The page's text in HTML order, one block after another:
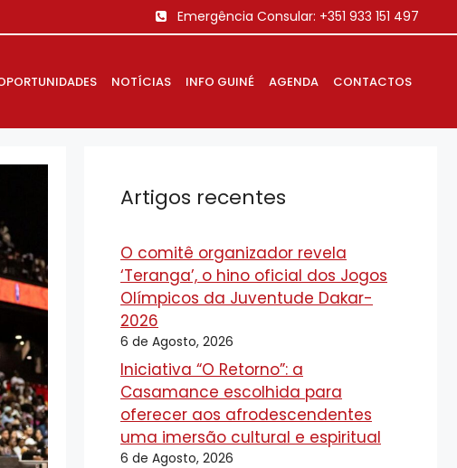
Emergência Consular: +351 933 151 497
NOTÍCIAS INFO GUINÉ AGENDA CONTACTOS
Artigos recentes
O comitê organizador revela
‘Teranga’, o hino oficial dos Jogos
Olímpicos da Juventude Dakar-
2026
6 de Agosto, 2026
Iniciativa “O Retorno”: a
Casamance escolhida para
oferecer aos afrodescendentes
uma imersão cultural e espiritual
6 de Agosto, 2026